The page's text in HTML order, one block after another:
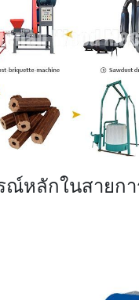
ณ์หลักในสายก